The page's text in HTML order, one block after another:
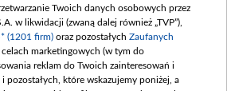
Czytelnia
Centrum Europy
O nas
Kontakt
Twoich danych osobowych przez
w likwidacji (zwaną dalej również „TVP”),
(1201 firm) oraz pozostałych Zaufanych
celach marketingowych (w tym do
reklam do Twoich zainteresowań i
pozostałych, które wskazujemy poniżej, a